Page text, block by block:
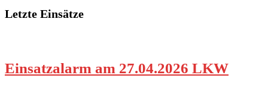
Letzte Einsätze
Einsatzalarm am 27.04.2026 LKW